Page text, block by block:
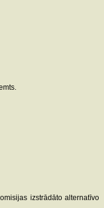
izstrādāto alternatīvo